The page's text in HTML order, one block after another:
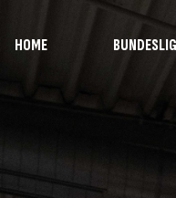
HOME
Übersicht
Spielplan und Tabelle